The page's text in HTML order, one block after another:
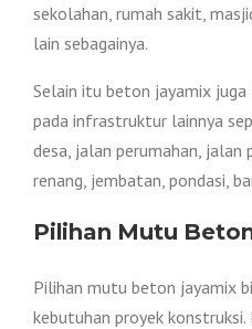
sekolahan, rumah sakit,
lain sebagainya.
Selain itu beton jayamix juga
pada infrastruktur lainnya
desa, jalan perumahan,
renang, jembatan, pondasi,
Pilihan Mutu
Pilihan mutu beton jayamix
kebutuhan proyek